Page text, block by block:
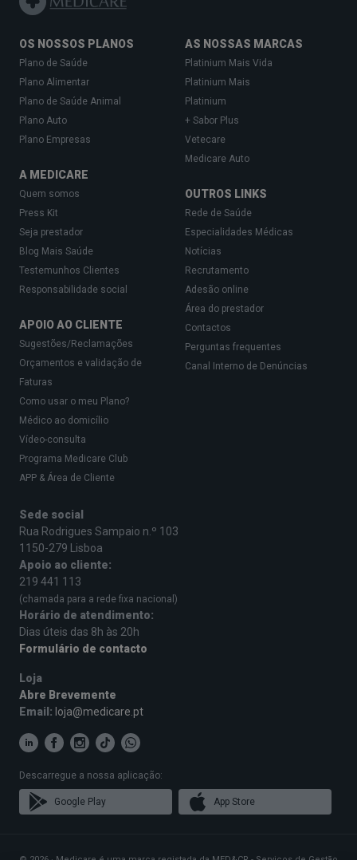
OS NOSSOS PLANOS
Plano de Saúde
Plano Alimentar
Plano de Saúde Animal
Plano Auto
Plano Empresas
A MEDICARE
Quem somos
Press Kit
Seja prestador
Blog Mais Saúde
Testemunhos Clientes
Responsabilidade social
APOIO AO CLIENTE
Sugestões/Reclamações
Orçamentos e validação de
Faturas
Como usar o meu Plano?
Médico ao domicílio
Vídeo-consulta
Programa Medicare Club
APP & Área de Cliente
AS NOSSAS MARCAS
Platinium Mais Vida
Platinium Mais
Platinium
+ Sabor Plus
Vetecare
Medicare Auto
OUTROS LINKS
Rede de Saúde
Especialidades Médicas
Notícias
Recrutamento
Adesão online
Área do prestador
Contactos
Perguntas frequentes
Canal Interno de Denúncias
Sede social
Rua Rodrigues Sampaio n.º 103
1150-279 Lisboa
Apoio ao cliente:
219 441 113
(chamada para a rede fixa nacional)
Horário de atendimento:
Dias úteis das 8h às 20h
Formulário de contacto
Loja
Abre Brevemente
Email: loja@medicare.pt
Descarregue a nossa aplicação:
Google Play App Store